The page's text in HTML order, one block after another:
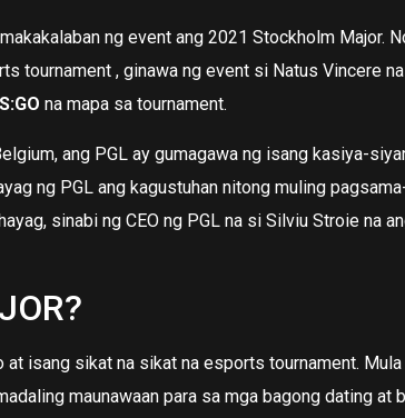
ng event ang 2021 Stockholm Major.
tournament , ginawa ng event si Natus Vincere
na mapa sa tournament.
ang PGL ay gumagawa ng isang kasiya-
ng PGL ang kagustuhan nitong muling
sinabi ng CEO ng PGL na si Silviu Stroie na
isang sikat na sikat na esports tournament.
maunawaan para sa mga bagong dating at